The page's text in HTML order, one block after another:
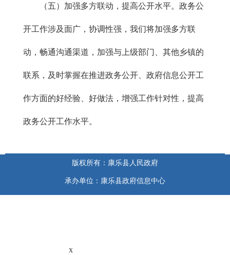
（五）加强多方联动，提高公开水平。政务公
开工作涉及面广，协调性强，我们将加强多方联
动，畅通沟通渠道，加强与上级部门、其他乡镇的
联系，及时掌握在推进政务公开、政府信息公开工
作方面的好经验、好做法，增强工作针对性，提高
政务公开工作水平。
版权所有：康乐县人民政府
承办单位：康乐县政府信息中心
x